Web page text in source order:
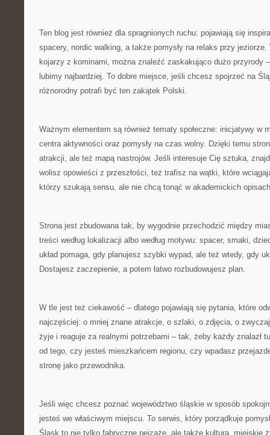
Ten blog jest również dla spragnionych ruchu: pojawiają się
spacery, nordic walking, a także pomysły na relaks przy
kojarzy z kominami, można znaleźć zaskakująco dużo przyrody
lubimy najbardziej. To dobre miejsce, jeśli chcesz spojrzeć na
różnorodny potrafi być ten zakątek Polski.
Ważnym elementem są również tematy społeczne: inicjatywy w
centra aktywności oraz pomysły na czas wolny. Dzięki temu
atrakcji, ale też mapą nastrojów. Jeśli interesuje Cię sztuka,
wolisz opowieści z przeszłości, też trafisz na wątki, które
którzy szukają sensu, ale nie chcą tonąć w akademickich
Strona jest zbudowana tak, by wygodnie przechodzić między
treści według lokalizacji albo według motywu: spacer, smaki,
układ pomaga, gdy planujesz szybki wypad, ale też wtedy, gdy
Dostajesz zaczepienie, a potem łatwo rozbudowujesz plan.
W tle jest też ciekawość – dlatego pojawiają się pytania, które
najczęściej: o mniej znane atrakcje, o szlaki, o zdjęcia, o
żyje i reaguje za realnymi potrzebami – tak, żeby każdy znalazł
od tego, czy jesteś mieszkańcem regionu, czy wpadasz
stronę jako przewodnika.
Jeśli więc chcesz poznać województwo śląskie w sposób
jesteś we właściwym miejscu. To serwis, który porządkuje
Śląsk to nie tylko fabryczne pejzaże, ale także kultura, miejskie